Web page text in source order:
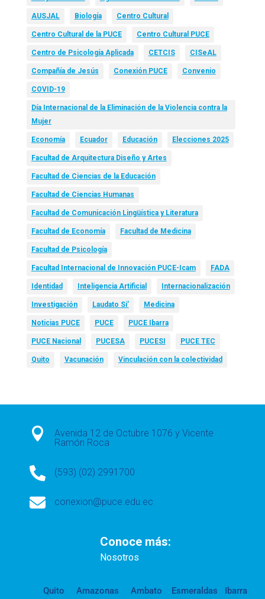
AUSJAL Biología Centro Cultural
Centro Cultural de la PUCE Centro Cultural PUCE
Centro de Psicología Aplicada CETCIS CISeAL
Compañía de Jesús Conexión PUCE Convenio
COVID-19
Día Internacional de la Eliminación de la Violencia contra la
Mujer
Economía Ecuador Educación Elecciones 2025
Facultad de Arquitectura Diseño y Artes
Facultad de Ciencias de la Educación
Facultad de Ciencias Humanas
Facultad de Comunicación Lingüística y Literatura
Facultad de Economía Facultad de Medicina
Facultad de Psicología
Facultad Internacional de Innovación PUCE-Icam FADA
Identidad Inteligencia Artificial Internacionalización
Investigación Laudato Si’ Medicina
Noticias PUCE PUCE PUCE Ibarra
PUCE Nacional PUCESA PUCESI PUCE TEC
Quito Vacunación Vinculación con la colectividad

Avenida 12 de Octubre 1076 y Vicente
Ramón Roca
 (593) (02) 2991700
 conexion@puce.edu.ec
Conoce más:
Nosotros
Quito Amazonas Ambato Esmeraldas Ibarra